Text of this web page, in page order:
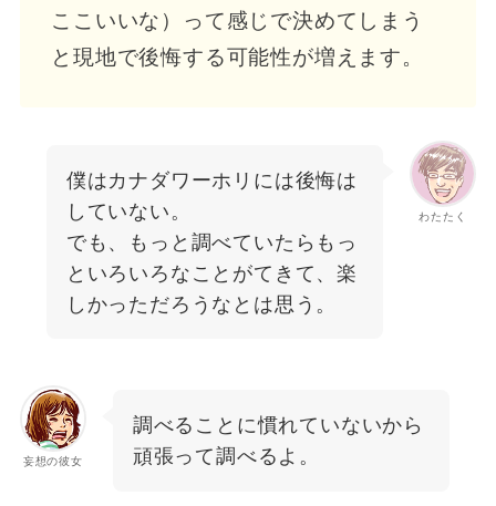
ここいいな）って感じで決めてしまう
と現地で後悔する可能性が増えます。
わたたく
僕はカナダワーホリには後悔は
していない。
でも、もっと調べていたらもっ
といろいろなことがてきて、楽
しかっただろうなとは思う。
妄想の彼女
調べることに慣れていないから
頑張って調べるよ。